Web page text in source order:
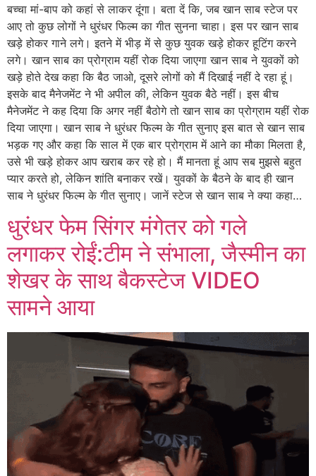
बच्चा मां-बाप को कहां से लाकर दूंगा। बता दें कि, जब खान साब स्टेज पर
आए तो कुछ लोगों ने धुरंधर फिल्म का गीत सुनना चाहा। इस पर खान साब
खड़े होकर गाने लगे। इतने में भीड़ में से कुछ युवक खड़े होकर हूटिंग करने
लगे। खान साब का प्रोग्राम यहीं रोक दिया जाएगा खान साब ने युवकों को
खड़े होते देख कहा कि बैठ जाओ, दूसरे लोगों को मैं दिखाई नहीं दे रहा हूं।
इसके बाद मैनेजमेंट ने भी अपील की, लेकिन युवक बैठे नहीं। इस बीच
मैनेजमेंट ने कह दिया कि अगर नहीं बैठोगे तो खान साब का प्रोग्राम यहीं रोक
दिया जाएगा। खान साब ने धुरंधर फिल्म के गीत सुनाए इस बात से खान साब
भड़क गए और कहा कि साल में एक बार प्रोग्राम में आने का मौका मिलता है,
उसे भी खड़े होकर आप खराब कर रहे हो। मैं मानता हूं आप सब मुझसे बहुत
प्यार करते हो, लेकिन शांति बनाकर रखें। युवकों के बैठने के बाद ही खान
साब ने धुरंधर फिल्म के गीत सुनाए। जानें स्टेज से खान साब ने क्या कहा…
धुरंधर फेम सिंगर मंगेतर को गले
लगाकर रोईं:टीम ने संभाला, जैस्मीन का
शेखर के साथ बैकस्टेज VIDEO
सामने आया